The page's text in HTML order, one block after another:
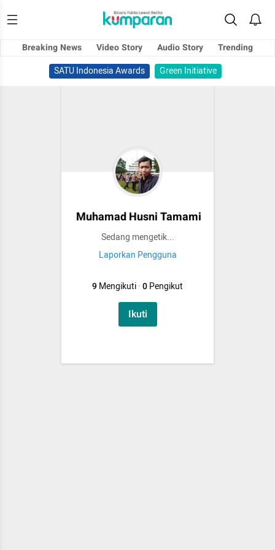
Breaking News Video Story Audio Story
Trending
SATU Indonesia Awards
Green Initiative
Muhamad Husni Tamami
Sedang mengetik...
Laporkan Pengguna
9Mengikuti·0Pengikut
Ikuti